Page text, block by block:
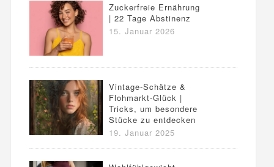
Zuckerfreie Ernährung
| 22 Tage Abstinenz
15. Januar 2026
Vintage-Schätze &
Flohmarkt-Glück |
Tricks, um besondere
Stücke zu entdecken
19. Januar 2025